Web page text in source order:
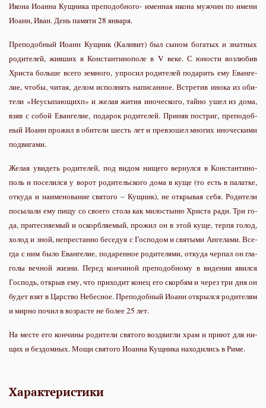
Икона Иоанна Кущника преподобного- именная икона мужчин по имени
Иоанн, Иван. День памяти 28 января.
Преподобный Иоанн Кущник (Каливит) был сы­ном бо­га­тых и знат­ных
ро­ди­те­лей, жив­ших в Кон­стан­ти­но­по­ле в V ве­ке. С юно­сти воз­лю­бив
Хри­ста боль­ше все­го зем­но­го, упро­сил ро­ди­те­лей по­да­рить ему Еван­ге­
лие, чтобы, чи­тая, де­лом ис­пол­нять на­пи­сан­ное. Встре­тив ино­ка из оби­
те­ли «Неусы­па­ю­щихп» и же­лая жи­тия ино­че­ско­го, тай­но ушел из до­ма,
взяв с со­бой Еван­ге­лие, по­да­рок ро­ди­те­лей. При­няв по­стриг, пре­по­доб­
ный Иоанн про­жил в оби­те­ли шесть лет и пре­взо­шел мно­гих ино­че­ски­ми
по­дви­га­ми.
Же­лая уви­деть ро­ди­те­лей, под ви­дом ни­ще­го вер­нул­ся в Кон­стан­ти­но­
поль и по­се­лил­ся у во­рот ро­ди­тель­ско­го до­ма в ку­ще (то есть в па­лат­ке,
от­ку­да и на­име­но­ва­ние свя­то­го – Кущ­ник), не от­кры­вая се­бя. Ро­ди­те­ли
по­сы­ла­ли ему пи­щу со сво­е­го сто­ла как ми­ло­сты­ню Хри­ста ра­ди. Три го­
да, при­тес­ня­е­мый и оскорб­ля­е­мый, про­жил он в этой ку­ще, тер­пя го­лод,
хо­лод и зной, непре­стан­но бе­се­дуя с Гос­по­дом и свя­ты­ми Ан­ге­ла­ми. Все­
гда с ним бы­ло Еван­ге­лие, по­да­рен­ное ро­ди­те­ля­ми, от­ку­да чер­пал он гла­
го­лы веч­ной жиз­ни. Пе­ред кон­чи­ной пре­по­доб­но­му в ви­де­нии явил­ся
Гос­подь, от­крыв ему, что при­хо­дит ко­нец его скор­бям и через три дня он
бу­дет взят в Цар­ство Небес­ное. Пре­по­доб­ный Иоанн от­крыл­ся ро­ди­те­лям
и мир­но по­чил в воз­расте не бо­лее 25 лет.
На ме­сте его кон­чи­ны ро­ди­те­ли свя­то­го воз­двиг­ли храм и при­ют для ни­
щих и без­дом­ных. Мо­щи свя­то­го Иоан­на Кущ­ни­ка на­хо­ди­лись в Ри­ме.
Характеристики